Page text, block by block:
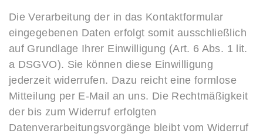
Die Verarbeitung der in das Kontaktformular
eingegebenen Daten erfolgt somit ausschließlich
auf Grundlage Ihrer Einwilligung (Art. 6 Abs. 1 lit.
a DSGVO). Sie können diese Einwilligung
jederzeit widerrufen. Dazu reicht eine formlose
Mitteilung per E-Mail an uns. Die Rechtmäßigkeit
der bis zum Widerruf erfolgten
Datenverarbeitungsvorgänge bleibt vom Widerruf